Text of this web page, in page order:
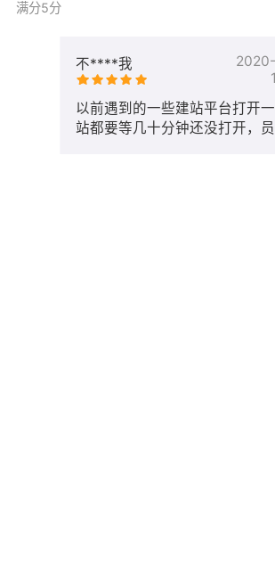
满分5分
不****我
2020-
以前遇到的一些建站平台打开
站都要等几十分钟还没打开，